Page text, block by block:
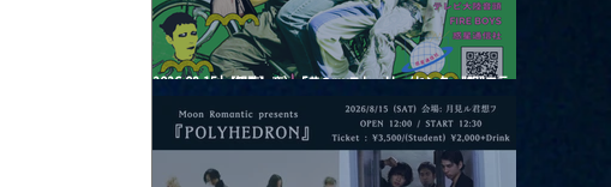
2026.08.15 |【観覧】夜）『巷のmyストーリー/センター"訳"フラ